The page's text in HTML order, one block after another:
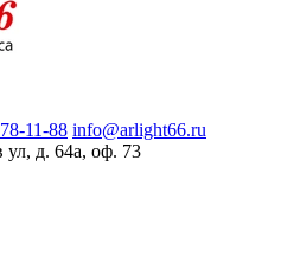
11-88 info@arlight66.ru
ул, д. 64а, оф. 73